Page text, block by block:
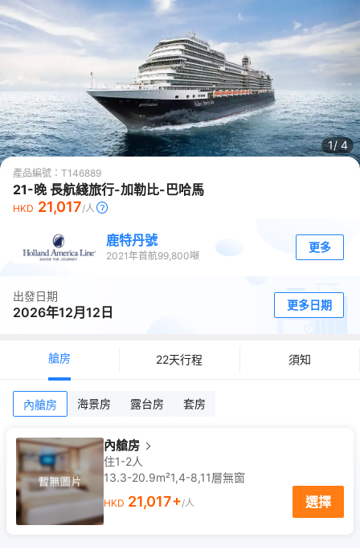
1/4
產品編號： T146889
21-晚 長航綫旅行-加勒比-巴哈馬
HKD 21,017/人
鹿特丹號
2021年首航99,800噸
更多
出發日期
2026年12月12日 更多日期
艙房 22天行程 須知
內艙房 海景房 露台房 套房
內艙房
住1-2人
13.3-20.9m²1,4-8,11層無窗
HKD 21,017+/人 選擇